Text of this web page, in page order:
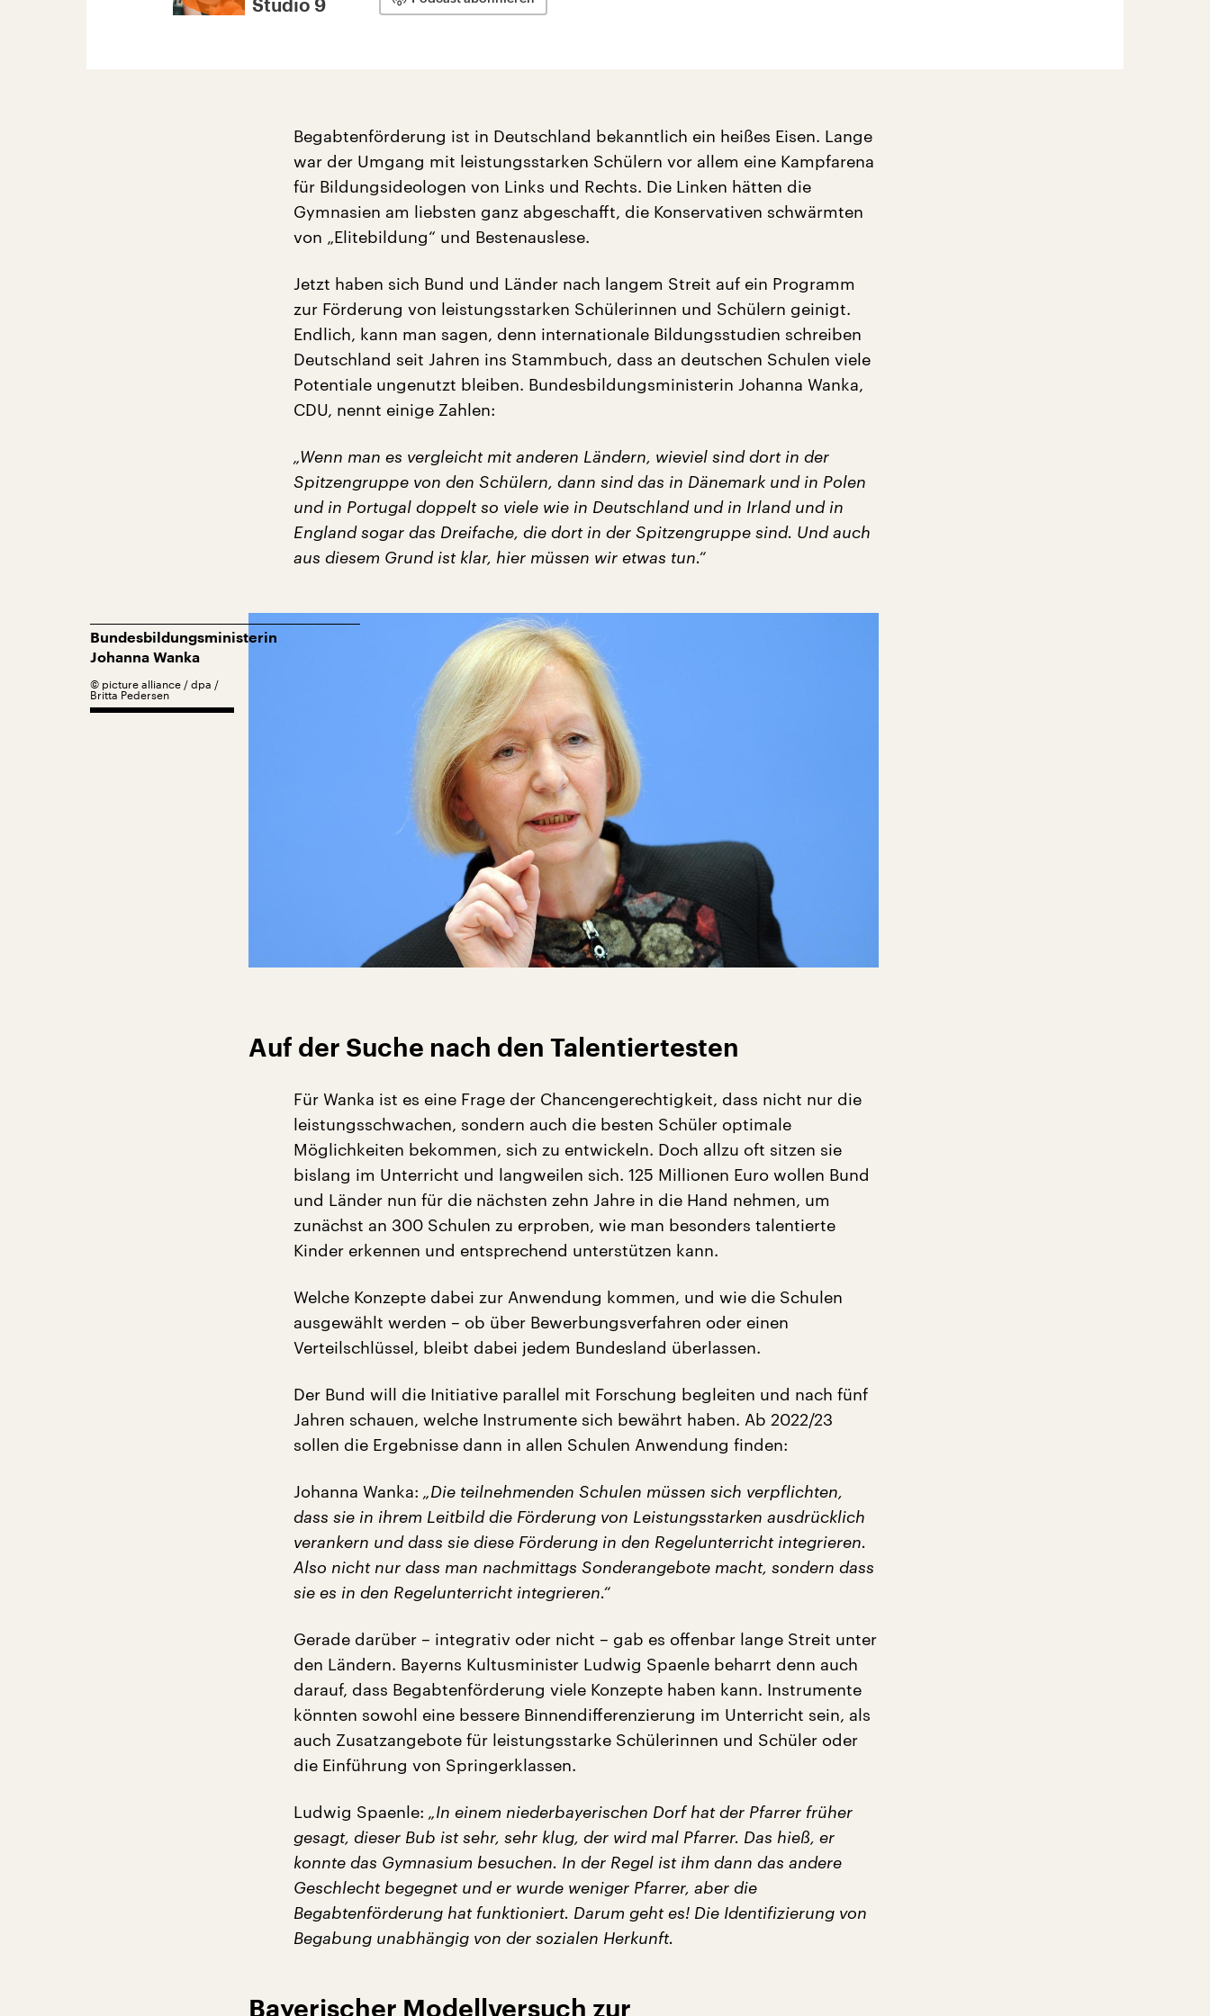
Studio 9
Begabtenförderung ist in Deutschland bekanntlich ein heißes Eisen. Lange
war der Umgang mit leistungsstarken Schülern vor allem eine Kampfarena
für Bildungsideologen von Links und Rechts. Die Linken hätten die
Gymnasien am liebsten ganz abgeschafft, die Konservativen schwärmten
von „Elitebildung“ und Bestenauslese.
Jetzt haben sich Bund und Länder nach langem Streit auf ein Programm
zur Förderung von leistungsstarken Schülerinnen und Schülern geinigt.
Endlich, kann man sagen, denn internationale Bildungsstudien schreiben
Deutschland seit Jahren ins Stammbuch, dass an deutschen Schulen viele
Potentiale ungenutzt bleiben. Bundesbildungsministerin Johanna Wanka,
CDU, nennt einige Zahlen:
„Wenn man es vergleicht mit anderen Ländern, wieviel sind dort in der
Spitzengruppe von den Schülern, dann sind das in Dänemark und in Polen
und in Portugal doppelt so viele wie in Deutschland und in Irland und in
England sogar das Dreifache, die dort in der Spitzengruppe sind. Und auch
aus diesem Grund ist klar, hier müssen wir etwas tun.“
Bundesbildungsministerin
Johanna Wanka
© picture alliance / dpa /
Britta Pedersen
Auf der Suche nach den Talentiertesten
Für Wanka ist es eine Frage der Chancengerechtigkeit, dass nicht nur die
leistungsschwachen, sondern auch die besten Schüler optimale
Möglichkeiten bekommen, sich zu entwickeln. Doch allzu oft sitzen sie
bislang im Unterricht und langweilen sich. 125 Millionen Euro wollen Bund
und Länder nun für die nächsten zehn Jahre in die Hand nehmen, um
zunächst an 300 Schulen zu erproben, wie man besonders talentierte
Kinder erkennen und entsprechend unterstützen kann.
Welche Konzepte dabei zur Anwendung kommen, und wie die Schulen
ausgewählt werden – ob über Bewerbungsverfahren oder einen
Verteilschlüssel, bleibt dabei jedem Bundesland überlassen.
Der Bund will die Initiative parallel mit Forschung begleiten und nach fünf
Jahren schauen, welche Instrumente sich bewährt haben. Ab 2022/23
sollen die Ergebnisse dann in allen Schulen Anwendung finden:
Johanna Wanka: „Die teilnehmenden Schulen müssen sich verpflichten,
dass sie in ihrem Leitbild die Förderung von Leistungsstarken ausdrücklich
verankern und dass sie diese Förderung in den Regelunterricht integrieren.
Also nicht nur dass man nachmittags Sonderangebote macht, sondern dass
sie es in den Regelunterricht integrieren.“
Gerade darüber – integrativ oder nicht – gab es offenbar lange Streit unter
den Ländern. Bayerns Kultusminister Ludwig Spaenle beharrt denn auch
darauf, dass Begabtenförderung viele Konzepte haben kann. Instrumente
könnten sowohl eine bessere Binnendifferenzierung im Unterricht sein, als
auch Zusatzangebote für leistungsstarke Schülerinnen und Schüler oder
die Einführung von Springerklassen.
Ludwig Spaenle: „In einem niederbayerischen Dorf hat der Pfarrer früher
gesagt, dieser Bub ist sehr, sehr klug, der wird mal Pfarrer. Das hieß, er
konnte das Gymnasium besuchen. In der Regel ist ihm dann das andere
Geschlecht begegnet und er wurde weniger Pfarrer, aber die
Begabtenförderung hat funktioniert. Darum geht es! Die Identifizierung von
Begabung unabhängig von der sozialen Herkunft.
Bayerischer Modellversuch zur